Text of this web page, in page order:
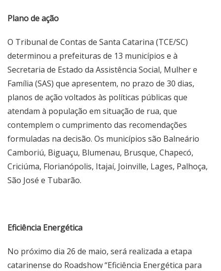
Plano de ação
O Tribunal de Contas de Santa Catarina (TCE/SC)
determinou a prefeituras de 13 municípios e à
Secretaria de Estado da Assistência Social, Mulher e
Família (SAS) que apresentem, no prazo de 30 dias,
planos de ação voltados às políticas públicas que
atendam à população em situação de rua, que
contemplem o cumprimento das recomendações
formuladas na decisão. Os municípios são Balneário
Camboriú, Biguaçu, Blumenau, Brusque, Chapecó,
Criciúma, Florianópolis, Itajaí, Joinville, Lages, Palhoça,
São José e Tubarão.
Eficiência Energética
No próximo dia 26 de maio, será realizada a etapa
catarinense do Roadshow “Eficiência Energética para